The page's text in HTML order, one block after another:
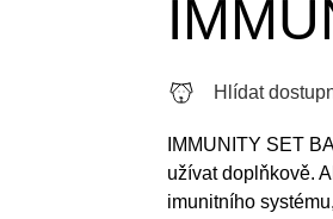
Hlídat
IMMUNITY SET
užívat doplňkově.
imunitního